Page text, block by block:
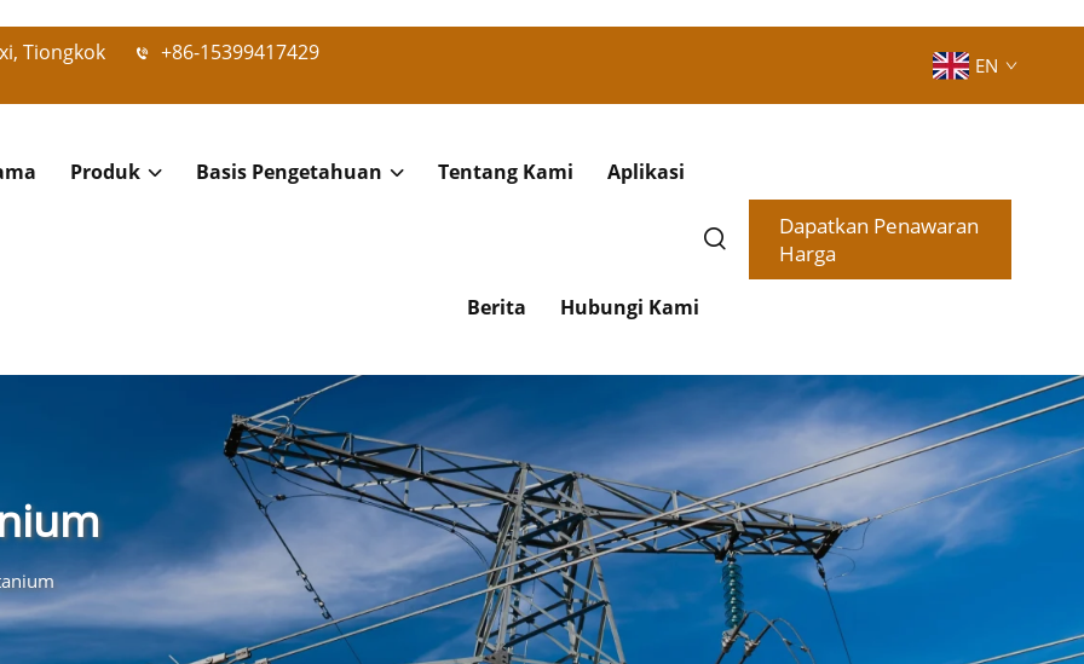
Tiongkok +86-15399417429 EN
Produk Basis Pengetahuan Tentang Kami Aplikasi
Berita Hubungi Kami
Dapatkan Penawaran
Harga